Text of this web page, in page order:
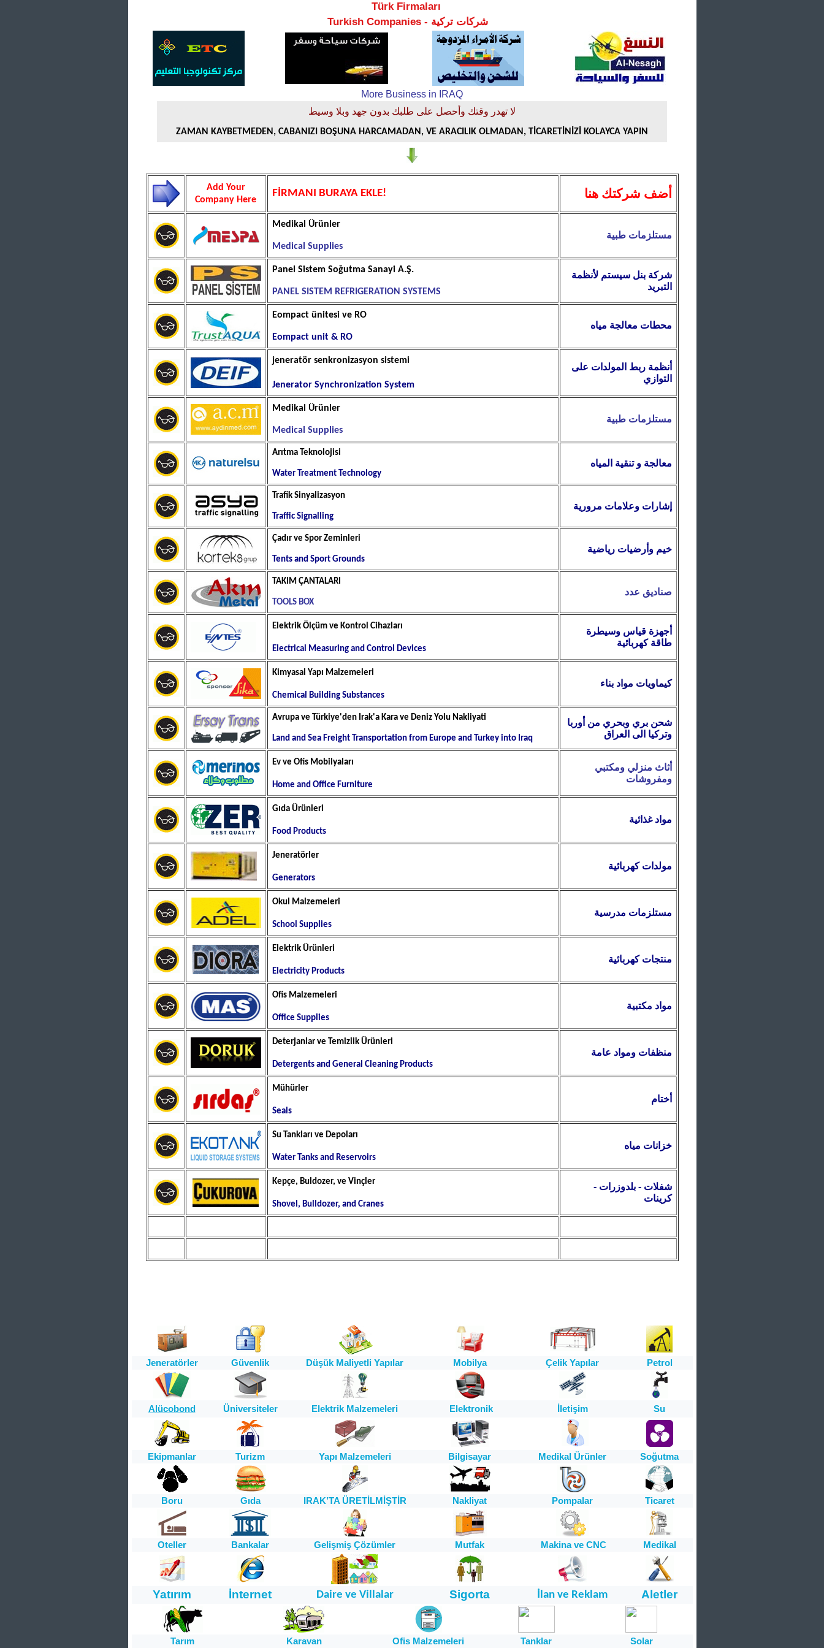
Türk Firmaları
TurkishCompanies - شركاتتركية
More Business in IRAQ
لا تهدر وقتك وأحصل على طلبك بدون جهد وبلا وسيط
ZAMAN KAYBETMEDEN, CABANIZI BOŞUNA HARCAMADAN, VE ARACILIK OLMADAN, TİCARETİNİZİ KOLAYCA YAPIN
Add Your
Company Here
FİRMANI BURAYA EKLE! أضف شركتك هنا
Medikal Ürünler
Medical Supplies
مستلزمات طبية
Panel Sistem Soğutma Sanayi A.Ş.
PANEL SISTEM REFRIGERATION SYSTEMS
شركة بنل سيستم لأنظمة
التبريد
Eompact ünitesi ve RO
Eompact unit & RO
محطات معالجة مياه
jeneratör senkronizasyon sistemi
Jenerator Synchronization System
أنظمة ربط المولدات على
التوازي
Medikal Ürünler
Medical Supplies
مستلزمات طبية
Arıtma Teknolojisi
Water Treatment Technology
معالجة و تنقية المياه
Trafik Sinyalizasyon
Traffic Signalling
إشارات وعلامات مرورية
Çadır ve Spor Zeminleri
Tents and Sport Grounds
خيم وأرضيات رياضية
TAKIM ÇANTALARI
TOOLS BOX
صناديق عدد
Elektrik Ölçümve Kontrol Cihazları
Electrical Measuring and Control Devices
طاقة كهربائية
Kimyasal Yapı Malzemeleri
Chemical Building Substances
كيماويات مواد بناء
Avrupa ve Türkiye'den Irak'a Kara ve Deniz Yolu Nakliyati
Land and Sea Freight Transportation from Europe and Turkey into Iraq
شحن بري وبحري من أوربا
وتركيا الى العراق
Ev ve Ofis Mobilyaları
Home and Office Furniture
أثاث منزلي ومكتبي
ومفروشات
Gıda Ürünleri
Food Products
مواد غذائية
Jeneratörler
Generators
مولدات كهربائية
Okul Malzemeleri
School Supplies
مستلزمات مدرسية
Elektrik Ürünleri
Electricity Products
منتجات كهربائية
Ofis Malzemeleri
Office Supplies
مواد مكتبية
Deterjanlar ve Temizlik Ürünleri
Detergents and General Cleaning Products
منظفات ومواد عامة
Mühürler
Seals
أختام
Su Tankları ve Depoları
Water Tanks and Reservoirs
خزانات مياه
Kepçe, Buldozer, ve Vinçler
Shovel, Bulldozer, and Cranes
شفلات - بلدوزرات -
كرينات
Jeneratörler Güvenlik Düşük Maliyetli Yapılar Mobilya Çelik Yapılar Petrol
Alücobond Üniversiteler Elektrik Malzemeleri Elektronik İletişim Su
Ekipmanlar Turizm Yapı Malzemeleri Bilgisayar Medikal Ürünler Soğutma
Boru Gıda IRAK’TA ÜRETİLMİŞTİR Nakliyat Pompalar Ticaret
Oteller Bankalar Gelişmiş Çözümler Mutfak Makina ve CNC Medikal
Yatırım İnternet Daire ve Villalar Sigorta İlan ve Reklam Aletler
Tarım Karavan Ofis Malzemeleri Tanklar Solar